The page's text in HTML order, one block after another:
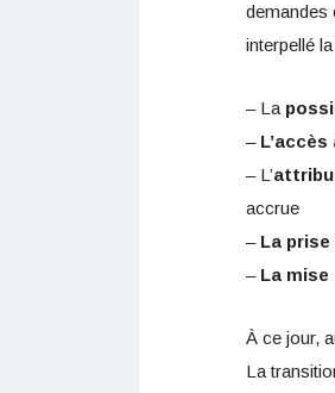
demandes
interpellé
– La
–
– L’
accrue
– La
– La mise
À ce jour,
La